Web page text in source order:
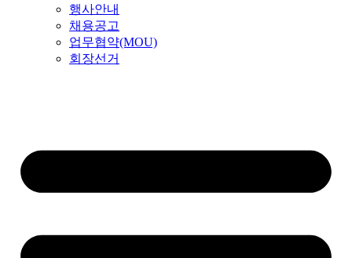
행사안내
채용공고
업무협약(MOU)
회장선거